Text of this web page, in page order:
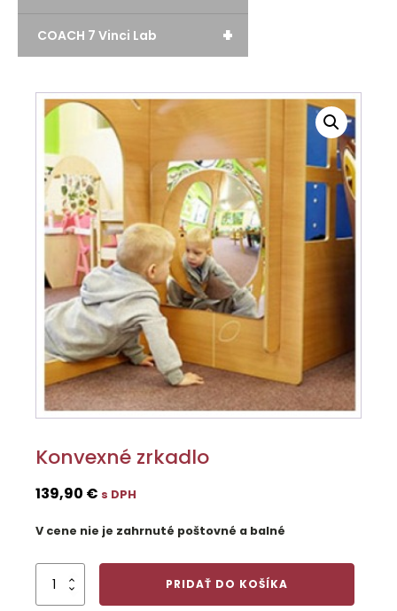
+
COACH 7 Vinci Lab
Konvexné zrkadlo
139,90 € s DPH
V cene nie je zahrnuté poštovné a balné
množstvo
Konvexné
PRIDAŤ DO KOŠÍKA